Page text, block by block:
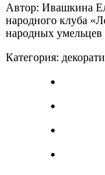
Автор: Ивашкина
народного клуба
народных умельцев
Категория: